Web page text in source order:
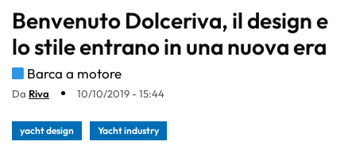
Benvenuto Dolceriva, il design e
lo stile entrano in una nuova era
Barca a motore
Da Riva 10/10/2019 - 15:44
yacht design Yacht industry